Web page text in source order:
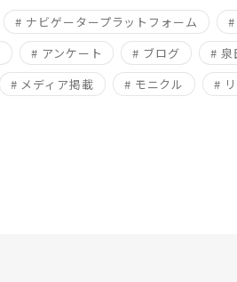
# ナビゲータープラットフォーム
# アンケート # ブログ # 泉
# メディア掲載 # モニクル #